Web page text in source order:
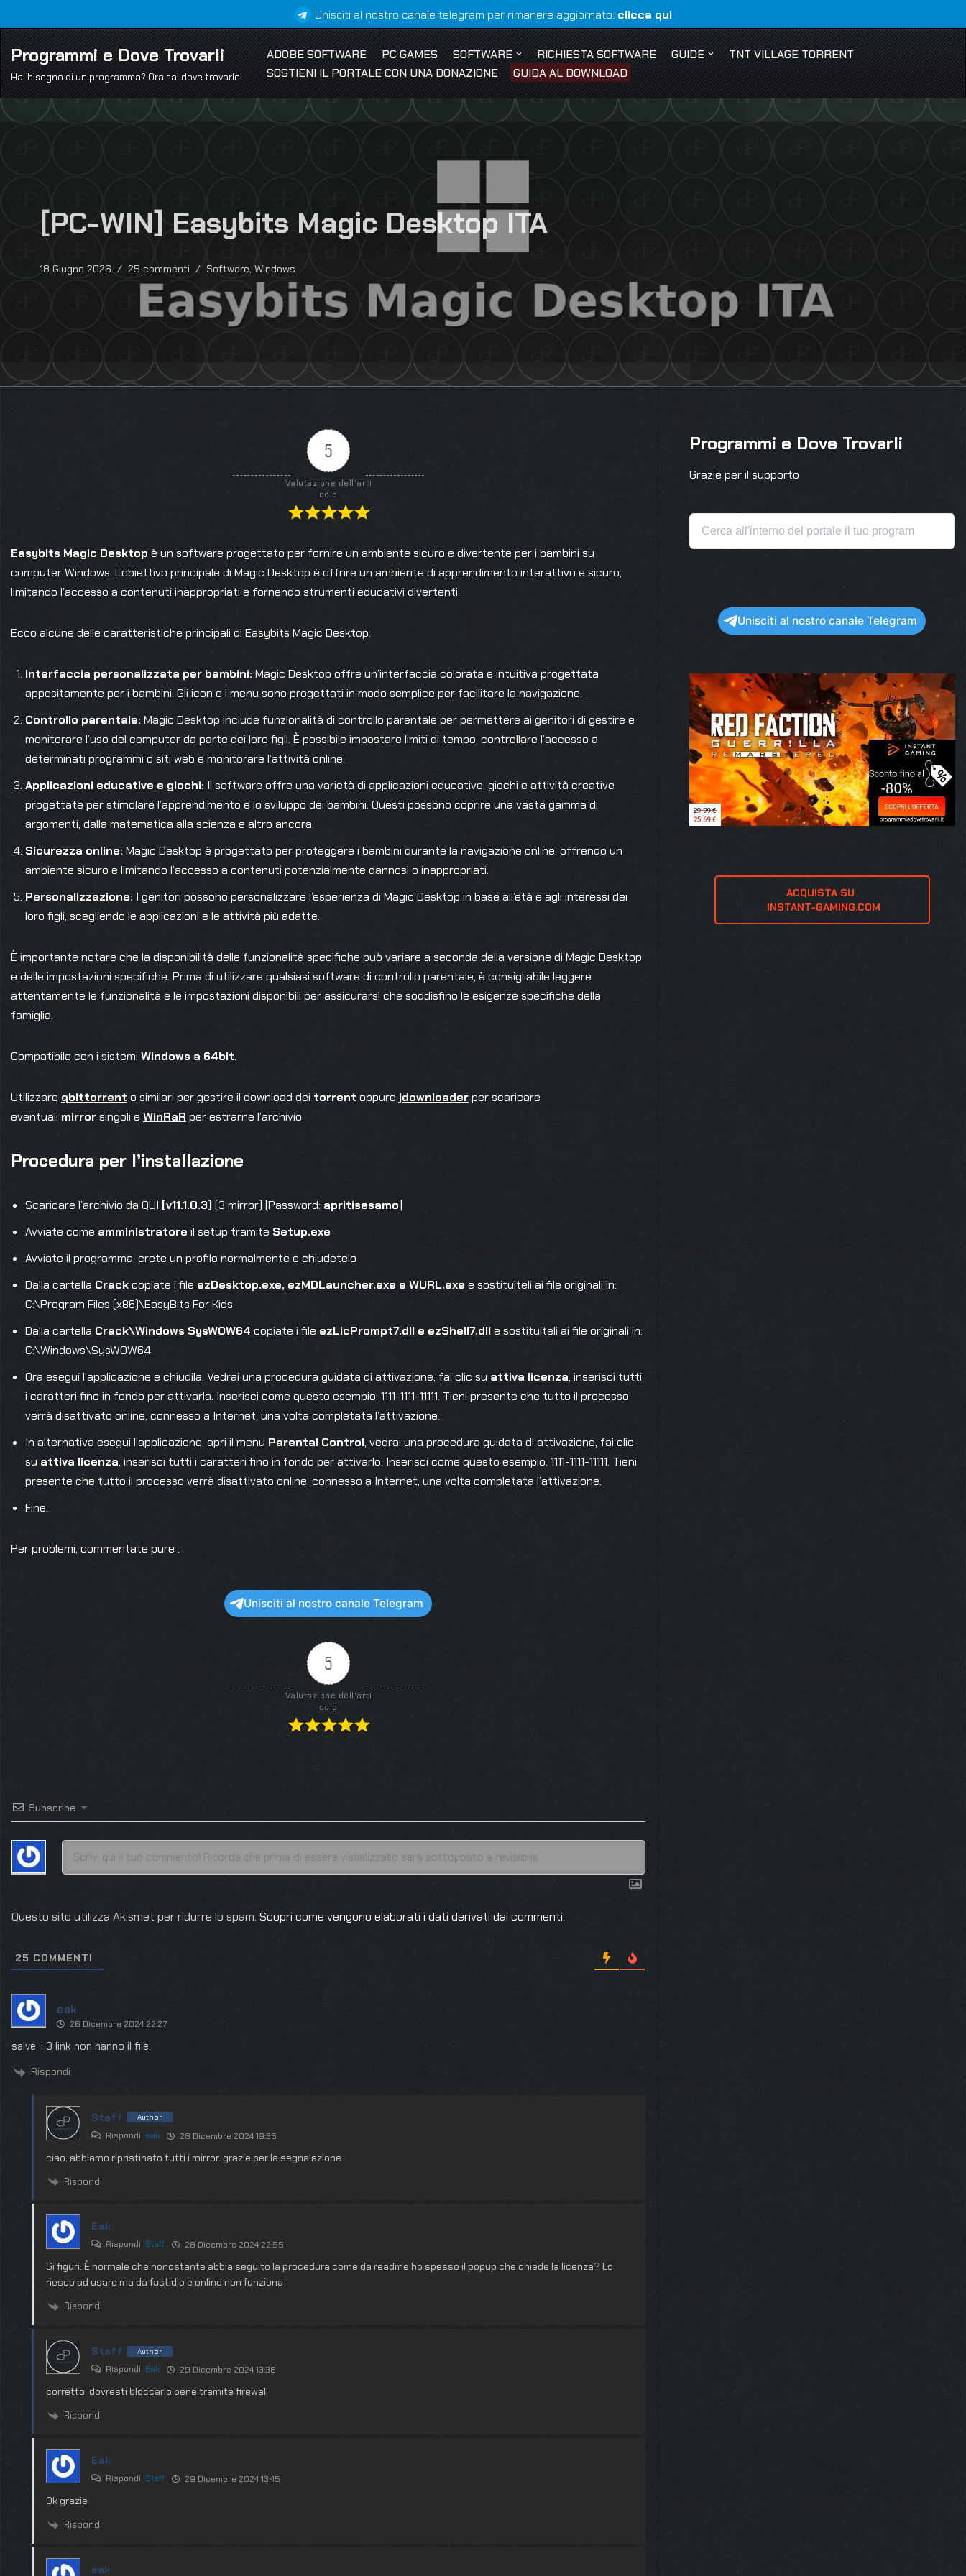
Vai
al
contenuto
Unisciti al nostro canale telegram per rimanere aggiornato: clicca qui
Programmi e Dove Trovarli
Hai bisogno di un programma? Ora sai dove trovarlo!
ADOBE SOFTWARE PC GAMES SOFTWARE RICHIESTA SOFTWARE GUIDE
TNT VILLAGE TORRENT
SOSTIENI IL PORTALE CON UNA DONAZIONE
GUIDA AL DOWNLOAD
[PC-WIN] Easybits Magic Desktop ITA
18 Giugno 2026 25 commenti Software, Windows
5
Valutazione dell'arti
colo
Easybits Magic Desktop è un software progettato per fornire un ambiente sicuro e divertente per i bambini su
computer Windows. L’obiettivo principale di Magic Desktop è offrire un ambiente di apprendimento interattivo e sicuro,
limitando l’accesso a contenuti inappropriati e fornendo strumenti educativi divertenti.
Ecco alcune delle caratteristiche principali di Easybits Magic Desktop:
Interfaccia personalizzata per bambini: Magic Desktop offre un’interfaccia colorata e intuitiva progettata
appositamente per i bambini. Gli icon e i menu sono progettati in modo semplice per facilitare la navigazione.
Controllo parentale: Magic Desktop include funzionalità di controllo parentale per permettere ai genitori di gestire e
monitorare l’uso del computer da parte dei loro figli. È possibile impostare limiti di tempo, controllare l’accesso a
determinati programmi o siti web e monitorare l’attività online.
Applicazioni educative e giochi: Il software offre una varietà di applicazioni educative, giochi e attività creative
progettate per stimolare l’apprendimento e lo sviluppo dei bambini. Questi possono coprire una vasta gamma di
argomenti, dalla matematica alla scienza e altro ancora.
Sicurezza online: Magic Desktop è progettato per proteggere i bambini durante la navigazione online, offrendo un
ambiente sicuro e limitando l’accesso a contenuti potenzialmente dannosi o inappropriati.
Personalizzazione: I genitori possono personalizzare l’esperienza di Magic Desktop in base all’età e agli interessi dei
loro figli, scegliendo le applicazioni e le attività più adatte.
È importante notare che la disponibilità delle funzionalità specifiche può variare a seconda della versione di Magic Desktop
e delle impostazioni specifiche. Prima di utilizzare qualsiasi software di controllo parentale, è consigliabile leggere
attentamente le funzionalità e le impostazioni disponibili per assicurarsi che soddisfino le esigenze specifiche della
famiglia.
Compatibile con i sistemi Windows a 64bit.
Utilizzare qbittorrent o similari per gestire il download dei torrent oppure jdownloaderper scaricare
eventuali mirrorsingoli e WinRaR per estrarne l’archivio
Procedura per l’installazione
Scaricare l’archivio da QUI [v11.1.0.3] (3 mirror) [Password: apritisesamo]
Avviate come amministratore il setup tramite Setup.exe
Avviate il programma, crete un profilo normalmente e chiudetelo
Dalla cartella Crackcopiate i file ezDesktop.exe, ezMDLauncher.exe e WURL.exe e sostituiteli ai file originali in:
C:\Program Files (x86)\EasyBits For Kids
Dalla cartella Crack\Windows SysWOW64 copiate i file ezLicPrompt7.dll e ezShell7.dlle sostituiteli ai file originali in:
C:\Windows\SysWOW64
Ora esegui l’applicazione e chiudila. Vedrai una procedura guidata di attivazione, fai clic su attiva licenza, inserisci tutti
i caratteri fino in fondo per attivarla. Inserisci come questo esempio: 1111-1111-11111. Tieni presente che tutto il processo
verrà disattivato online, connesso a Internet, una volta completata l’attivazione.
In alternativa esegui l’applicazione, apri il menu Parental Control, vedrai una procedura guidata di attivazione, fai clic
su attiva licenza, inserisci tutti i caratteri fino in fondo per attivarlo. Inserisci come questo esempio: 1111-1111-11111. Tieni
presente che tutto il processo verrà disattivato online, connesso a Internet, una volta completata l’attivazione.
Fine.
Per problemi, commentate pure .
Unisciti al nostro canale Telegram
5
Valutazione dell'arti
colo
Subscribe
Questo sito utilizza Akismet per ridurre lo spam. Scopri come vengono elaborati i dati derivati dai commenti.
25 COMMENTI
eak
26 Dicembre 2024 22:27
salve, i 3 link non hanno il file.
Rispondi
Staff Author
Rispondi eak 28 Dicembre 2024 19:35
ciao, abbiamo ripristinato tutti i mirror. grazie per la segnalazione
Rispondi
Eak
Rispondi Staff 28 Dicembre 2024 22:55
Si figuri. È normale che nonostante abbia seguito la procedura come da readme ho spesso il popup che chiede la licenza? Lo
riesco ad usare ma da fastidio e online non funziona
Rispondi
Staff Author
Rispondi Eak 29 Dicembre 2024 13:38
corretto, dovresti bloccarlo bene tramite firewall
Rispondi
Eak
Rispondi Staff 29 Dicembre 2024 13:45
Ok grazie
Rispondi
eak
Programmi e Dove Trovarli
Grazie per il supporto
Unisciti al nostro canale Telegram
ACQUISTA SU
INSTANT-GAMING.COM